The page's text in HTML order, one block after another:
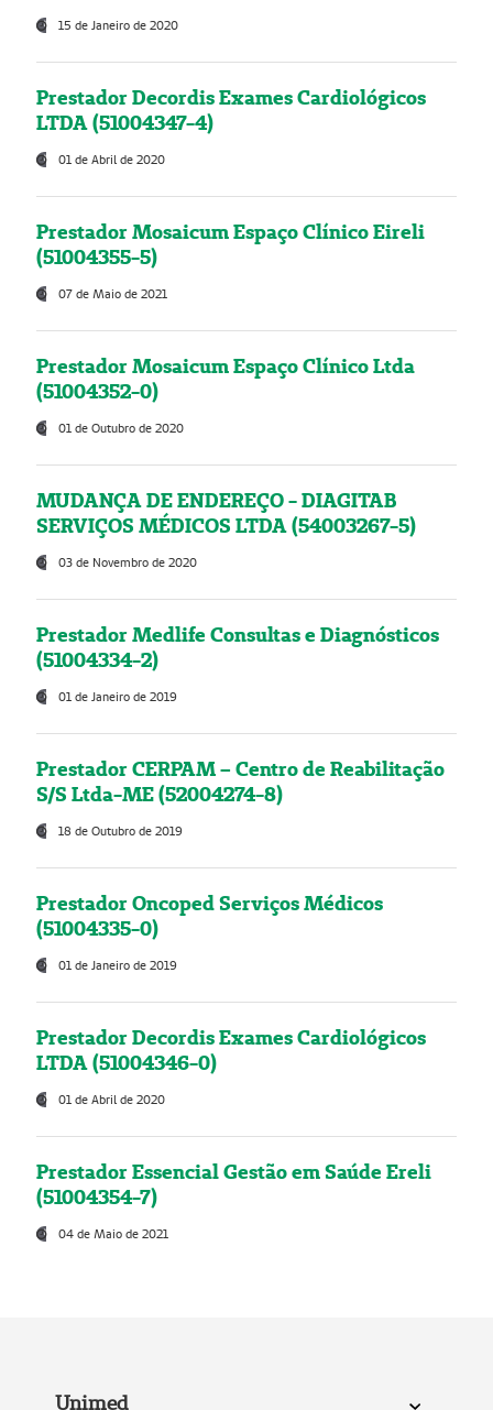
15 de Janeiro de 2020
Prestador Decordis Exames Cardiológicos
LTDA (51004347-4)
01 de Abril de 2020
Prestador Mosaicum Espaço Clínico Eireli
(51004355-5)
07 de Maio de 2021
Prestador Mosaicum Espaço Clínico Ltda
(51004352-0)
01 de Outubro de 2020
MUDANÇA DE ENDEREÇO - DIAGITAB
SERVIÇOS MÉDICOS LTDA (54003267-5)
03 de Novembro de 2020
Prestador Medlife Consultas e Diagnósticos
(51004334-2)
01 de Janeiro de 2019
Prestador CERPAM – Centro de Reabilitação
S/S Ltda-ME (52004274-8)
18 de Outubro de 2019
Prestador Oncoped Serviços Médicos
(51004335-0)
01 de Janeiro de 2019
Prestador Decordis Exames Cardiológicos
LTDA (51004346-0)
01 de Abril de 2020
Prestador Essencial Gestão em Saúde Ereli
(51004354-7)
04 de Maio de 2021
Unimed